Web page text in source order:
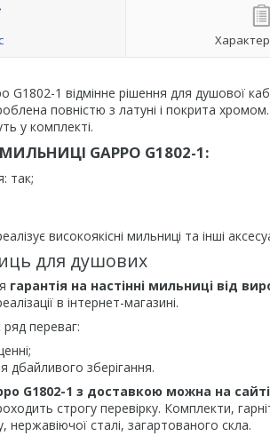
G1802-1 відмінне рішення для душової
повністю з латуні і покрита
у комплекті.
GAPPO G1802-1:
так;
високоякісні мильниці та інші
для душових
гарантія на настінні мильниці від
в інтернет-магазині.
переваг:
дбайливого зберігання.
G1802-1 з доставкою можна на
строгу перевірку. Комплекти,
нержавіючої сталі, загартованого скла.